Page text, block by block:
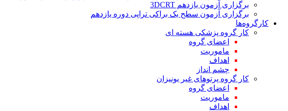
برگزاری آزمون یازدهم 3DCRT
برگزاری آزمون سطح یک براکی تراپی دوره یازدهم
کارگروه‌ها
کار گروه پزشکی هسته ای
اعضای گروه
ماموریت
اهداف
چشم انداز
کار گروه پرتوهای غیر یونیزان
اعضای گروه
ماموریت
اهداف